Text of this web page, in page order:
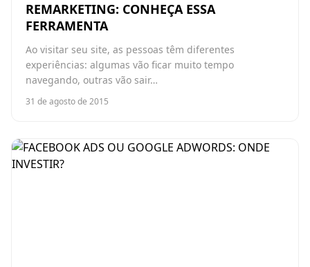
REMARKETING: CONHEÇA ESSA
FERRAMENTA
Ao visitar seu site, as pessoas têm diferentes
experiências: algumas vão ficar muito tempo
navegando, outras vão sair…
31 de agosto de 2015